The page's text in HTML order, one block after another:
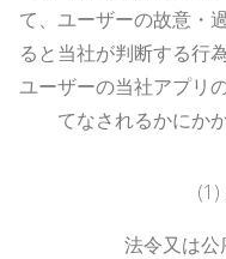
て、ユーザーの故意・
ると当社が判断する行
ユーザーの当社アプリ
てなされるかにか
(1)
法令又は